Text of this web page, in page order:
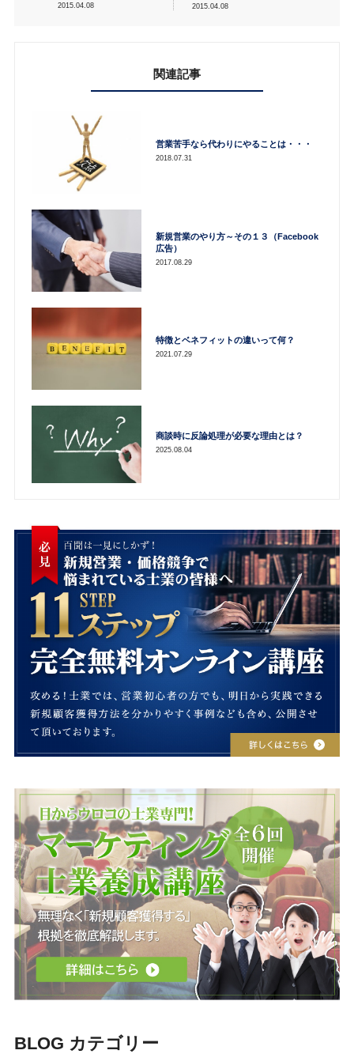
2015.04.08 2015.04.08
関連記事
営業苦手なら代わりにやることは・・・
2018.07.31
新規営業のやり方～その１３（Facebook
広告）
2017.08.29
特徴とベネフィットの違いって何？
2021.07.29
商談時に反論処理が必要な理由とは？
2025.08.04
BLOG カテゴリー